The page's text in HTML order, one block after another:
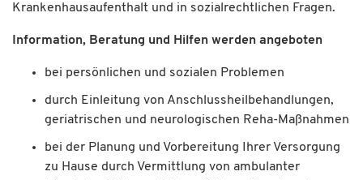
Krankenhausaufenthalt und in sozialrechtlichen Fragen.
Information, Beratung und Hilfen werden angeboten
bei persönlichen und sozialen Problemen
durch Einleitung von Anschlussheilbehandlungen,
geriatrischen und neurologischen Reha-Maßnahmen
bei der Planung und Vorbereitung Ihrer Versorgung
zu Hause durch Vermittlung von ambulanter